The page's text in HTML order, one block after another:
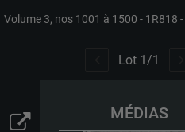
Volume 3, nos 1001 à 1500 1R818
Lot 1 /1
MÉDIAS